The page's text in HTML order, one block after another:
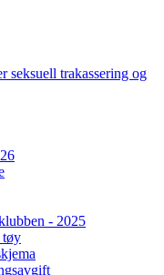
seksuell trakassering og
- 2025
tøy